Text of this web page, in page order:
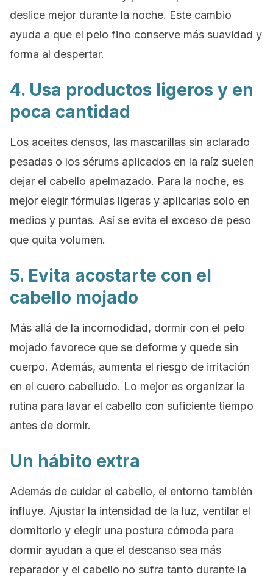
deslice mejor durante la noche. Este cambio
ayuda a que el pelo fino conserve más suavidad y
forma al despertar.
4. Usa productos ligeros y en
poca cantidad
Los aceites densos, las mascarillas sin aclarado
pesadas o los sérums aplicados en la raíz suelen
dejar el cabello apelmazado. Para la noche, es
mejor elegir fórmulas ligeras y aplicarlas solo en
medios y puntas. Así se evita el exceso de peso
que quita volumen.
5. Evita acostarte con el
cabello mojado
Más allá de la incomodidad, dormir con el pelo
mojado favorece que se deforme y quede sin
cuerpo. Además, aumenta el riesgo de irritación
en el cuero cabelludo. Lo mejor es organizar la
rutina para lavar el cabello con suficiente tiempo
antes de dormir.
Un hábito extra
Además de cuidar el cabello, el entorno también
influye. Ajustar la intensidad de la luz, ventilar el
dormitorio y elegir una postura cómoda para
dormir ayudan a que el descanso sea más
reparador y el cabello no sufra tanto durante la